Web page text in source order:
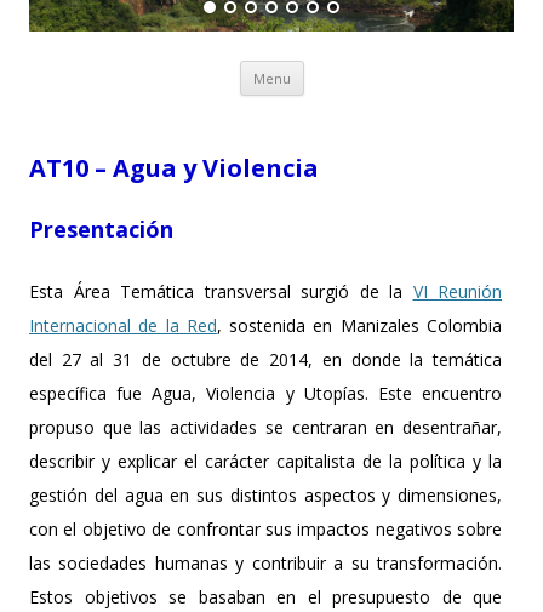
Menu Skip to content
AT10 – Agua y Violencia
Presentación
Esta Área Temática transversal surgió de la VI Reunión
Internacional de la Red, sostenida en Manizales Colombia
del 27 al 31 de octubre de 2014, en donde la temática
específica fue Agua, Violencia y Utopías. Este encuentro
propuso que las actividades se centraran en desentrañar,
describir y explicar el carácter capitalista de la política y la
gestión del agua en sus distintos aspectos y dimensiones,
con el objetivo de confrontar sus impactos negativos sobre
las sociedades humanas y contribuir a su transformación.
Estos objetivos se basaban en el presupuesto de que